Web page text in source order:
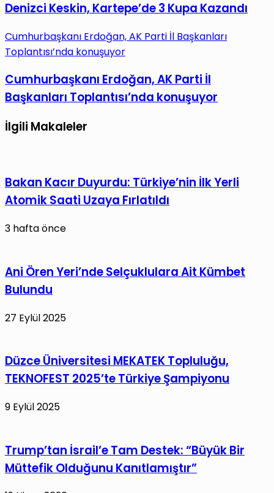
Denizci Keskin, Kartepe’de 3 Kupa Kazandı
Cumhurbaşkanı Erdoğan, AK Parti İl Başkanları
Toplantısı’nda konuşuyor
Cumhurbaşkanı Erdoğan, AK Parti İl
Başkanları Toplantısı’nda konuşuyor
İlgili Makaleler
Bakan Kacır Duyurdu: Türkiye’nin İlk Yerli
Atomik Saati Uzaya Fırlatıldı
3 hafta önce
Ani Ören Yeri’nde Selçuklulara Ait Kümbet
Bulundu
27 Eylül 2025
Düzce Üniversitesi MEKATEK Topluluğu,
TEKNOFEST 2025’te Türkiye Şampiyonu
9 Eylül 2025
Trump’tan İsrail’e Tam Destek: “Büyük Bir
Müttefik Olduğunu Kanıtlamıştır”